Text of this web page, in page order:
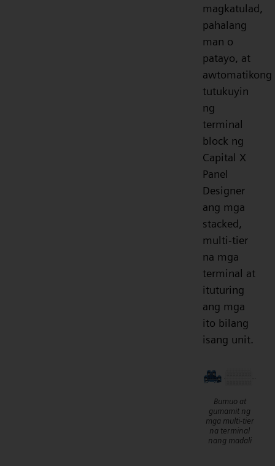
magkatulad,
pahalang
man o
patayo, at
awtomatikong
tutukuyin
ng
terminal
block ng
Capital X
Panel
Designer
ang mga
stacked,
multi-tier
na mga
terminal at
ituturing
ang mga
ito bilang
isang unit.
Bumuo at
gumamit ng
mga multi-tier
na terminal
nang madali